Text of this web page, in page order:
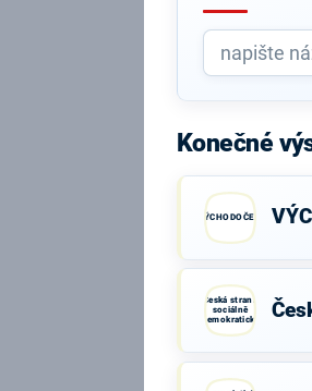
Konečné
VÝCHODOČEŠI
Česká strana
sociálně
demokratická